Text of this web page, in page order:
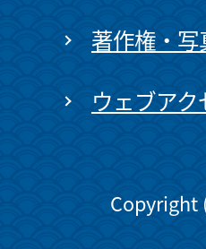
著作権・
ウェブア
Copyright